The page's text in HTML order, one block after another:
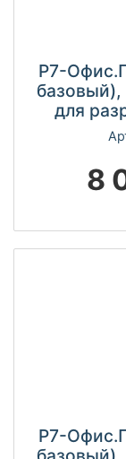
Р7-
базовый),
для
8
Р7-